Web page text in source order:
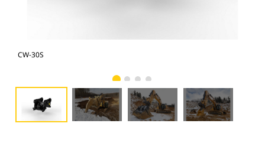
CW-30S